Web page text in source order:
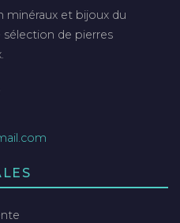
minéraux et bijoux du
de pierres